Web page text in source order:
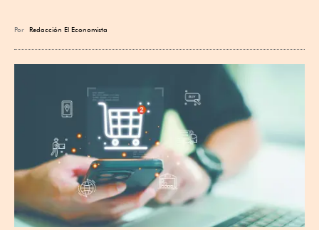
Por Redacción El Economista